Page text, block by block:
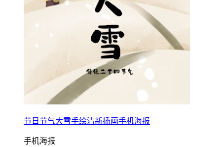
节日节气大雪手绘清新插画手机海报
手机海报